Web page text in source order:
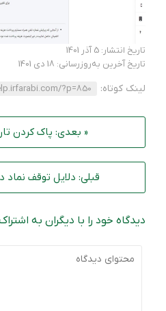
تاریخ انتشار: 5 آذر 1401
تاریخ آخرین به‌روزرسانی: 18 دی 1401
لینک کوتاه: ?p=850
« بعدی: پاک کردن
قبلی: دلایل توقف نماد
دیدگاه خود را با دیگران به